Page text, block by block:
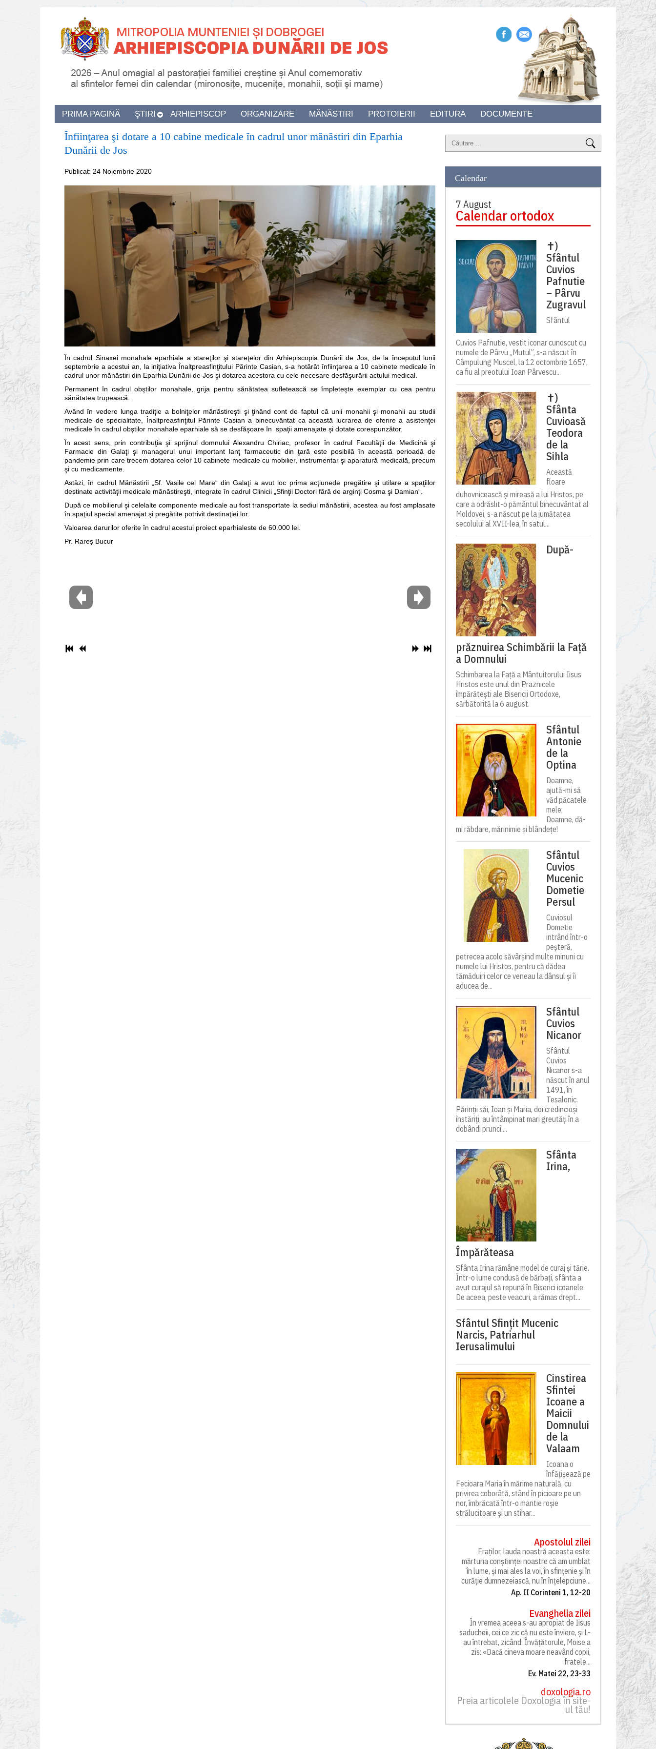
PRIMA PAGINĂ ŞTIRI ARHIEPISCOP ORGANIZARE MĂNĂSTIRI PROTOIERII EDITURA DOCUMENTE
Înfiinţarea şi dotare a 10 cabine medicale în cadrul unor mănăstiri din Eparhia
Dunării de Jos
Publicat: 24 Noiembrie 2020
În cadrul Sinaxei monahale eparhiale a stareţilor şi stareţelor din Arhiepiscopia Dunării de Jos, de la începutul lunii
septembrie a acestui an, la iniţiativa Înaltpreasfinţitului Părinte Casian, s-a hotărât înfiinţarea a 10 cabinete medicale în
cadrul unor mănăstiri din Eparhia Dunării de Jos şi dotarea acestora cu cele necesare desfăşurării actului medical.
Permanent în cadrul obştilor monahale, grija pentru sănătatea sufletească se împleteşte exemplar cu cea pentru
sănătatea trupească.
Având în vedere lunga tradiţie a bolniţelor mănăstireşti şi ţinând cont de faptul că unii monahii şi monahii au studii
medicale de specialitate, Înaltpreasfinţitul Părinte Casian a binecuvântat ca această lucrarea de oferire a asistenţei
medicale în cadrul obştilor monahale eparhiale să se desfăşoare în spaţii amenajate şi dotate corespunzător.
În acest sens, prin contribuţia şi sprijinul domnului Alexandru Chiriac, profesor în cadrul Facultăţii de Medicină şi
Farmacie din Galaţi şi managerul unui important lanţ farmaceutic din ţară este posibilă în această perioadă de
pandemie prin care trecem dotarea celor 10 cabinete medicale cu mobilier, instrumentar şi aparatură medicală, precum
şi cu medicamente.
Astăzi, în cadrul Mănăstirii „Sf. Vasile cel Mare“ din Galaţi a avut loc prima acţiunede pregătire şi utilare a spaţiilor
destinate activităţii medicale mănăstireşti, integrate în cadrul Clinicii „Sfinţii Doctori fără de arginţi Cosma şi Damian“.
După ce mobilierul şi celelalte componente medicale au fost transportate la sediul mănăstirii, acestea au fost amplasate
în spaţiul special amenajat şi pregătite potrivit destinaţiei lor.
Valoarea darurilor oferite în cadrul acestui proiect eparhialeste de 60.000 lei.
Pr. Rareș Bucur
Calendar
7 August
Calendar ortodox
✝)
Sfântul
Cuvios
Pafnutie
– Pârvu
Zugravul
Sfântul
Cuvios Pafnutie, vestit iconar cunoscut cu
numele de Pârvu „Mutul”, s-a născut în
Câmpulung Muscel, la 12 octombrie 1657,
ca fiu al preotului Ioan Pârvescu...
✝)
Sfânta
Cuvioasă
Teodora
de la
Sihla
Această
floare
duhovnicească și mireasă a lui Hristos, pe
care a odrăslit-o pământul binecuvântat al
Moldovei, s-a născut pe la jumătatea
secolului al XVII-lea, în satul...
După-
prăznuirea Schimbării la Față
a Domnului
Schimbarea la Față a Mântuitorului Iisus
Hristos este unul din Praznicele
împărătești ale Bisericii Ortodoxe,
sărbătorită la 6 august.
Sfântul
Antonie
de la
Optina
Doamne,
ajută-mi să
văd păcatele
mele;
Doamne, dă-
mi răbdare, mărinimie şi blândeţe!
Sfântul
Cuvios
Mucenic
Dometie
Persul
Cuviosul
Dometie
intrând într-o
peșteră,
petrecea acolo săvârșind multe minuni cu
numele lui Hristos, pentru că dădea
tămăduiri celor ce veneau la dânsul și îi
aducea de...
Sfântul
Cuvios
Nicanor
Sfântul
Cuvios
Nicanor s-a
născut în anul
1491, în
Tesalonic.
Părinții săi, Ioan și Maria, doi credincioși
înstăriți, au întâmpinat mari greutăți în a
dobândi prunci....
Sfânta
Irina,
Împărăteasa
Sfânta Irina rămâne model de curaj și tărie.
Într-o lume condusă de bărbați, sfânta a
avut curajul să repună în Biserici icoanele.
De aceea, peste veacuri, a rămas drept...
Sfântul Sfinţit Mucenic
Narcis, Patriarhul
Ierusalimului
Cinstirea
Sfintei
Icoane a
Maicii
Domnului
de la
Valaam
Icoana o
înfățișează pe
Fecioara Maria în mărime naturală, cu
privirea coborâtă, stând în picioare pe un
nor, îmbrăcată într-o mantie roșie
strălucitoare și un stihar...
Apostolul zilei
Fraților, lauda noastră aceasta este:
mărturia conștiinței noastre că am umblat
în lume, și mai ales la voi, în sfințenie și în
curăție dumnezeiască, nu în înțelepciune...
Ap. II Corinteni 1, 12-20
Evanghelia zilei
În vremea aceea s-au apropiat de Iisus
saducheii, cei ce zic că nu este înviere, și L-
au întrebat, zicând: Învățătorule, Moise a
zis: «Dacă cineva moare neavând copii,
fratele...
Ev. Matei 22, 23-33
doxologia.ro
Preia articolele Doxologia în site-
ul tău!